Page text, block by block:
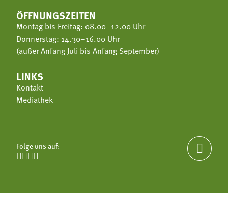
ÖFFNUNGSZEITEN
Montag bis Freitag: 08.00–12.00 Uhr
Donnerstag: 14.30–16.00 Uhr
(außer Anfang Juli bis Anfang September)
LINKS
Kontakt
Mediathek
Folge uns auf:

